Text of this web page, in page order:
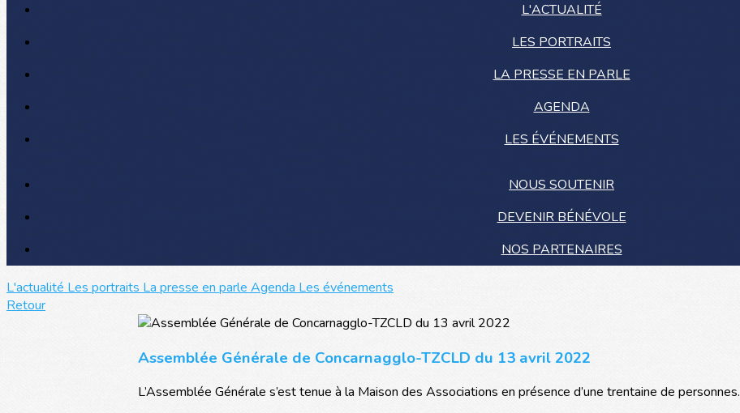
L'ACTUALITÉ
LES PORTRAITS
LA PRESSE EN PARLE
AGENDA
LES ÉVÉNEMENTS
NOUS SOUTENIR
DEVENIR BÉNÉVOLE
NOS PARTENAIRES
L'actualité Les portraits La presse en parle Agenda Les événements
Retour
Assemblée Générale de Concarnagglo-TZCLD du 13 avril 2022
L’Assemblée Générale s’est tenue à la Maison des Associations en présence d’une trentaine de personnes.